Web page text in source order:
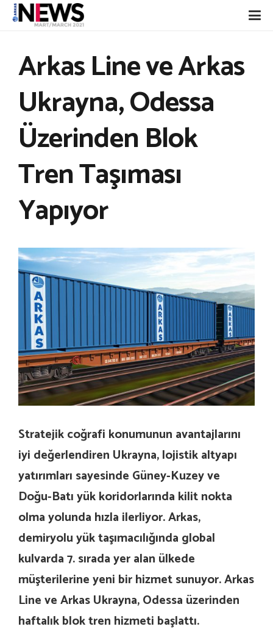
Arkas Line ve Arkas
Ukrayna, Odessa
Üzerinden Blok
Tren Taşıması
Yapıyor
Stratejik coğrafi konumunun avantajlarını
iyi değerlendiren Ukrayna, lojistik altyapı
yatırımları sayesinde Güney-Kuzey ve
Doğu-Batı yük koridorlarında kilit nokta
olma yolunda hızla ilerliyor. Arkas,
demiryolu yük taşımacılığında global
kulvarda 7. sırada yer alan ülkede
müşterilerine yeni bir hizmet sunuyor. Arkas
Line ve Arkas Ukrayna, Odessa üzerinden
haftalık blok tren hizmeti başlattı.